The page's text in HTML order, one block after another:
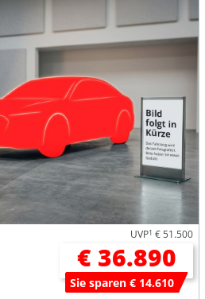
UVP1 € 51.500
€ 36.890
Sie sparen € 14.610